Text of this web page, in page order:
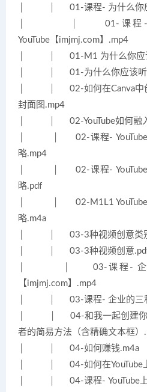
│ │ 01-课程- 为什么你应
│ │ 01-课程- 为什
YouTube【imjmj.com】.mp4
│ │ 01-M1 为什么你应该
│ │ 01-为什么你应该听
│ │ 02-如何在Canva中创
封面图.mp4
│ │ 02-YouTube如何融入
│ │ 02-课程- YouTube如
略.mp4
│ │ 02-课程- YouTube如
略.pdf
│ │ 02-M1L1 YouTube如
略.m4a
│ │ 03-3种视频创意类
│ │ 03-3种视频创意
│ │ 03-课程- 企业的
【imjmj.com】.mp4
│ │ 03-课程- 企业的三种
│ │ 04-和我一起创建你的
者的简易方法（含精确文本框）
│ │ 04-如何赚钱.m4a
│ │ 04-如何在YouTube上
│ │ 04-课程- YouTube上